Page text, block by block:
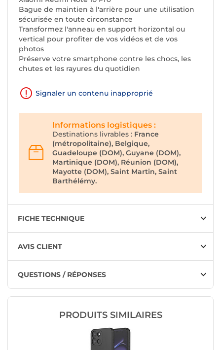
Bague de maintien à l'arrière pour une utilisation
sécurisée en toute circonstance
Transformez l'anneau en support horizontal ou
vertical pour profiter de vos vidéos et de vos
photos
Préserve votre smartphone contre les chocs, les
chutes et les rayures du quotidien
Signaler un contenu inapproprié
Informations logistiques :
Destinations livrables : France
(métropolitaine), Belgique,
Guadeloupe (DOM), Guyane (DOM),
Martinique (DOM), Réunion (DOM),
Mayotte (DOM), Saint Martin, Saint
Barthélémy.
FICHE TECHNIQUE
AVIS CLIENT
QUESTIONS / RÉPONSES
PRODUITS SIMILAIRES